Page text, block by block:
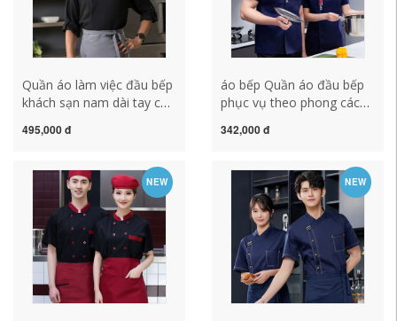
Quần áo làm việc đầu bếp
khách sạn nam dài tay cao
quần áo nấu ăn quần áo
nữ ngắn tay đồng phục
bếp đẹp áo bếp bán lẻ
495,000 đ
áo bếp Quần áo đầu bếp
phục vụ theo phong cách
tay mùa hè nam không
căng tin khách sạn bếp
nướng tùy chỉnh đồng
phục đầu bếp tạp dề và
mũ đầu bếp
342,000 đ
NEW NEW